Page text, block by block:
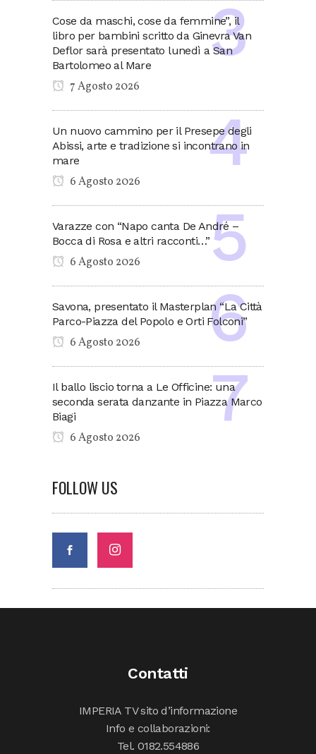
Cose da maschi, cose da femmine”, il
libro per bambini scritto da Ginevra Van
Deflor sarà presentato lunedì a San
Bartolomeo al Mare
7 Agosto 2026
Un nuovo cammino per il Presepe degli
Abissi, arte e tradizione si incontrano in
mare
6 Agosto 2026
Varazze con “Napo canta De André –
Bocca di Rosa e altri racconti…”
6 Agosto 2026
Savona, presentato il Masterplan “La Città
Parco-Piazza del Popolo e Orti Folconi”
6 Agosto 2026
Il ballo liscio torna a Le Officine: una
seconda serata danzante in Piazza Marco
Biagi
6 Agosto 2026
FOLLOW US
Contatti
IMPERIA TV sito d’informazione
Info e collaborazioni:
Tel. 0182.554886